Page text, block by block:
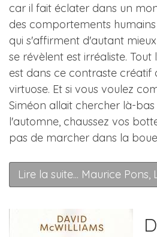
car il fait éclater dans un
des comportements
qui s'affirment d'autant
se révèlent est irréaliste.
est dans ce contraste créatif
virtuose. Et si vous voulez
Siméon allait chercher là-bas
l'automne, chaussez vos
pas de marcher dans la
Lire la suite... Maurice Pons,